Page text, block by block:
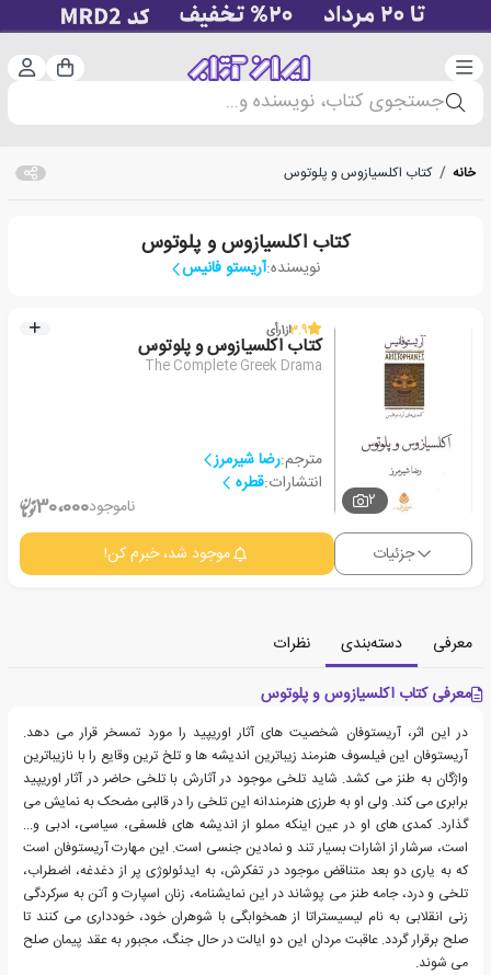
دسته‌بندی سبد
جستجوی کتاب، نویسنده و...
خانه / کتاب اکلسیازوس و پلوتوس
کتاب اکلسیازوس و پلوتوس
نویسنده:آریستو فانیس
2
3.9از1رأی
کتاب اکلسیازوس و پلوتوس
The Complete Greek Drama
مترجم:رضا شیرمرز
انتشارات:قطره
ناموجود30،000
جزئیات موجود شد، خبرم کن!
معرفی دسته‌بندی
نظرات
معرفی کتاب اکلسیازوس و پلوتوس
در این اثر، آریستوفان شخصیت های آثار اوریپید را مورد تمسخر قرار می دهد.
آریستوفان این فیلسوف هنرمند زیباترین اندیشه ها و تلخ ترین وقایع را با نازیباترین
واژگان به طنز می کشد. شاید تلخی موجود در آثارش با تلخی حاضر در آثار اوریپید
برابری می کند. ولی او به طرزی هنرمندانه این تلخی را در قالبی مضحک به نمایش می
گذارد. کمدی های او در عین اینکه مملو از اندیشه های فلسفی، سیاسی، ادبی و...
است، سرشار از اشارات بسیار تند و نمادین جنسی است. این مهارت آریستوفان است
که به یاری دو بعد متناقض موجود در تفکرش، به ایدئولوژی پر از دغدغه، اضطراب،
تلخی و درد، جامه طنز می پوشاند در این نمایشنامه، زنان اسپارت و آتن به سرکردگی
زنی انقلابی به نام لیسیستراتا از همخوابگی با شوهران خود، خودداری می کنند تا
صلح برقرار گردد. عاقبت مردان این دو ایالت در حال جنگ، مجبور به عقد پیمان صلح
می شوند.